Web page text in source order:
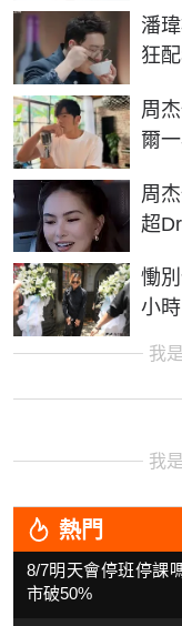
潘
狂
周
爾
周
超
慟
小
我
我
熱門
8/7明天會停班停課
市破50%